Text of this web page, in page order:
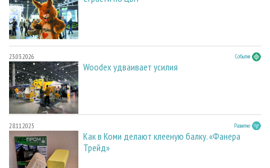
23.03.2026 События
Woodex удваивает усилия
28.11.2025 Развитие
Как в Коми делают клееную балку. «Фанера
Трейд»